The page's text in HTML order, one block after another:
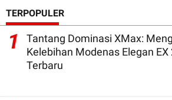
TERPOPULER
1
Tantang Dominasi XMax:
Kelebihan Modenas Elegan EX
Terbaru